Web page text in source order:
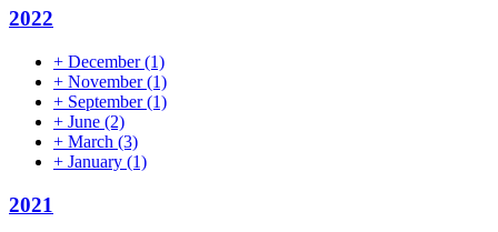
2022
+ December(1)
+ November(1)
+ September(1)
+ June (2)
+ March (3)
+ January (1)
2021